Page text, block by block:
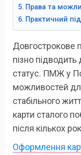
Права та
Практичний
Довгострокове
пізно
статус. ПМЖ у
можливостей
стабільного
карти сталого
після кількох
Оформлення